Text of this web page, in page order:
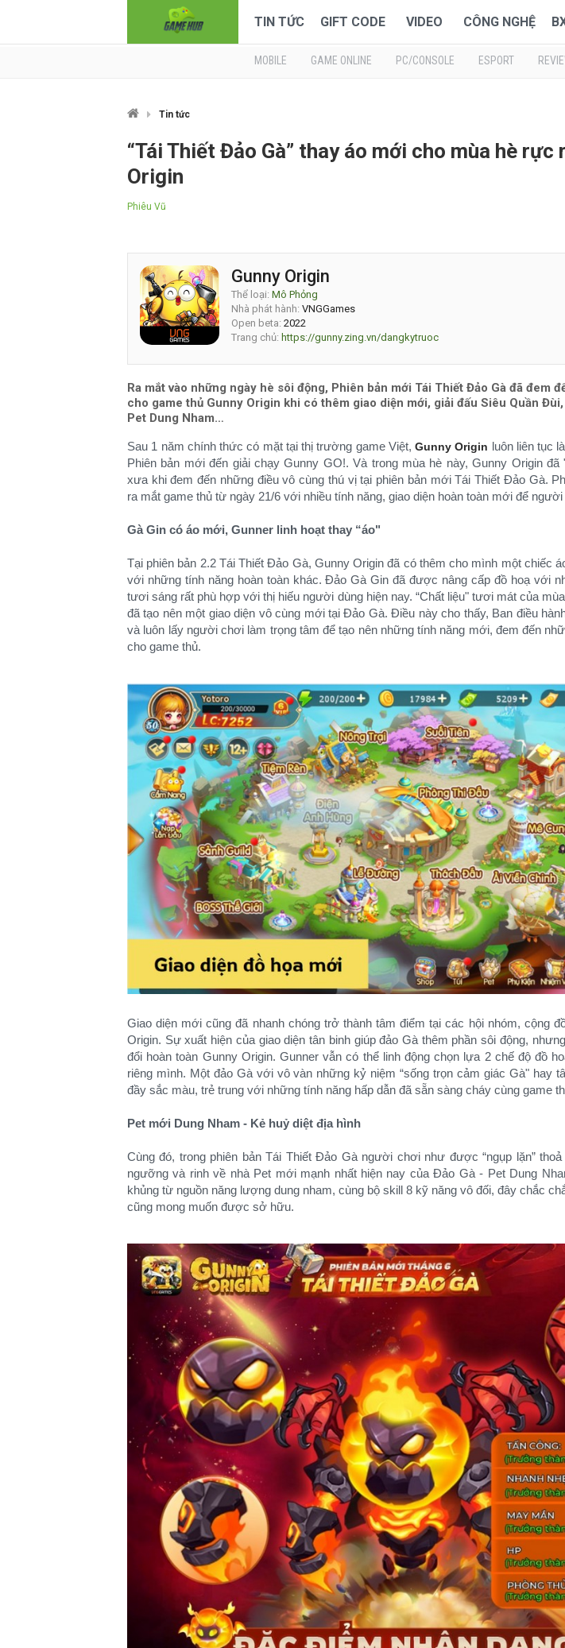
TIN TỨC GIFT CODE VIDEO CÔNG NGHỆ
MOBILE GAME ONLINE PC/CONSOLE ESPORT
Tin tức
“Tái Thiết Đảo Gà” thay áo mới cho mùa hè rực
Origin
Phiêu Vũ
Gunny Origin
Thể loại: Mô Phỏng
Nhà phát hành: VNGGames
Open beta: 2022
Trang chủ: https://gunny.zing.vn/dangkytruoc
Ra mắt vào những ngày hè sôi động, Phiên bản mới Tái Thiết Đảo Gà đã đem
cho game thủ Gunny Origin khi có thêm giao diện mới, giải đấu Siêu Quần
Pet Dung Nham…
Sau 1 năm chính thức có mặt tại thị trường game Việt,Gunny Origin luôn liên tục
Phiên bản mới đến giải chạy Gunny GO!. Và trong mùa hè này, Gunny Origin
xưa khi đem đến những điều vô cùng thú vị tại phiên bản mới Tái Thiết Đảo Gà.
ra mắt game thủ từ ngày 21/6 với nhiều tính năng, giao diện hoàn toàn mới để
Gà Gin có áo mới, Gunner linh hoạt thay “áo"
Tại phiên bản 2.2 Tái Thiết Đảo Gà, Gunny Origin đã có thêm cho mình một chiếc
với những tính năng hoàn toàn khác. Đảo Gà Gin đã được nâng cấp đồ hoạ với
tươi sáng rất phù hợp với thị hiếu người dùng hiện nay. “Chất liệu" tươi mát của
đã tạo nên một giao diện vô cùng mới tại Đảo Gà. Điều này cho thấy, Ban điều
và luôn lấy người chơi làm trọng tâm để tạo nên những tính năng mới, đem đến
cho game thủ.
Giao diện mới cũng đã nhanh chóng trở thành tâm điểm tại các hội nhóm, cộng
Origin. Sự xuất hiện của giao diện tân binh giúp đảo Gà thêm phần sôi động,
đổi hoàn toàn Gunny Origin. Gunner vẫn có thể linh động chọn lựa 2 chế độ đồ
riêng mình. Một đảo Gà với vô vàn những kỷ niệm “sống trọn cảm giác Gà" hay
đầy sắc màu, trẻ trung với những tính năng hấp dẫn đã sẵn sàng cháy cùng game
Pet mới Dung Nham - Kẻ huỷ diệt địa hình
Cùng đó, trong phiên bản Tái Thiết Đảo Gà người chơi như được “ngụp lặn”
ngưỡng và rinh về nhà Pet mới mạnh nhất hiện nay của Đảo Gà - Pet Dung
khủng từ nguồn năng lượng dung nham, cùng bộ skill 8 kỹ năng vô đối, đây chắc
cũng mong muốn được sở hữu.